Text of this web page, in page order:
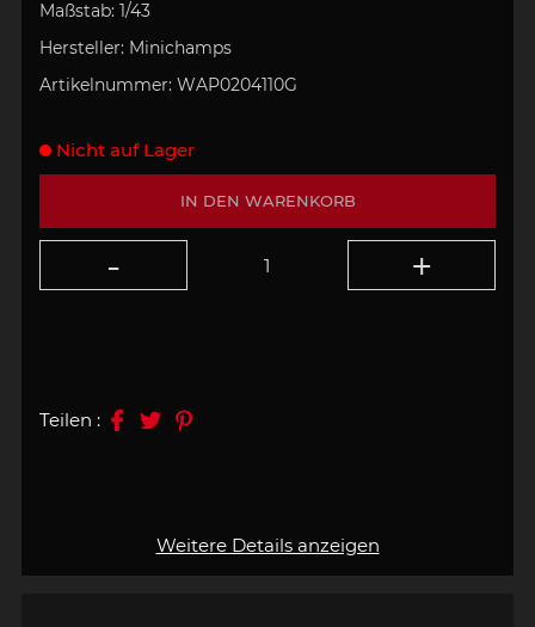
Maßstab: 1/43
Hersteller: Minichamps
Artikelnummer: WAP0204110G
Weitere Details anzeigen
IN DEN WARENKORB
Nicht auf Lager
Teilen :